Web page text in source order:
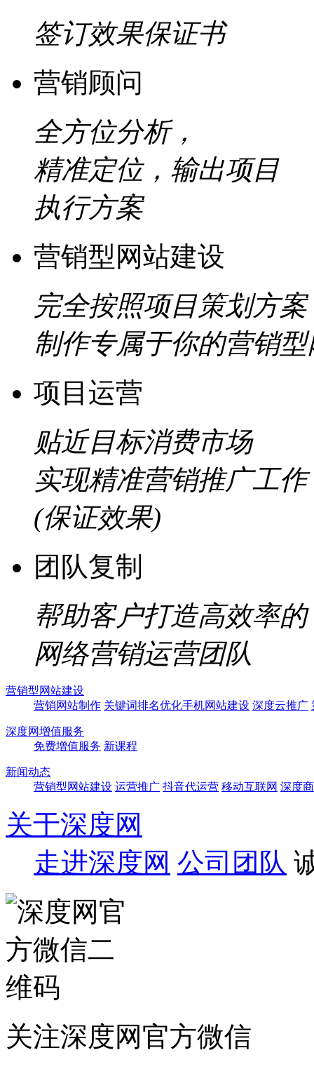
签订效果保证书
营销顾问
全方位分析，
精准定位，输出项目
执行方案
营销型网站建设
完全按照项目策划方案
制作专属于你的营销
项目运营
贴近目标消费市场
实现精准营销推广工作
(保证效果)
团队复制
帮助客户打造高效率的
网络营销运营团队
营销型网站建设
营销网站制作 关键词排名优化手机网站建设 深度云推广
深度网增值服务
免费增值服务 新课程
新闻动态
营销型网站建设 运营推广 抖音代运营 移动互联网 深度
关于深度网
走进深度网 公司团队
关注深度网官方微信